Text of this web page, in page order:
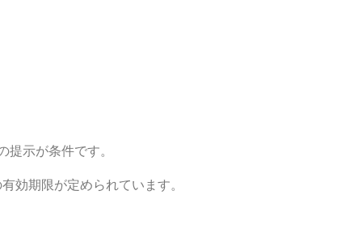
示が条件です。
が定められています。